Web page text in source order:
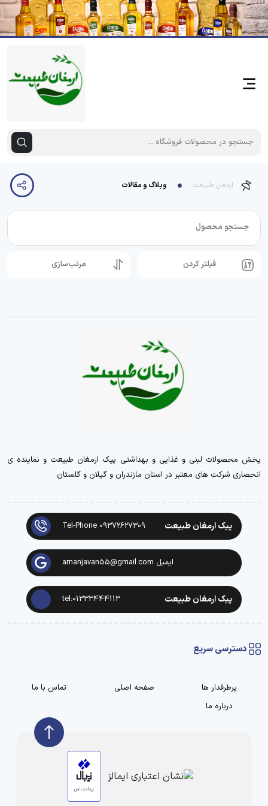
ارمغان طبیعت وبلاگ و مقالات
جستجو محصول
فیلتر کردن مرتب‌سازی
پخش محصولات لبنی و غذایی و بهداشتی پیک ارمغان طبیعت و نماینده ی
انحصاری شرکت های معتبر در استان مازندران و گیلان و گلستان
پیک ارمغان طبیعت Tel-Phone 09372627309
ایمیل arnanjavan55@gmail.com
پیک ارمغان طبیعت tel:01333444113
دسترسی سریع
پرطرفدار ها صفحه اصلی
تماس با ما
درباره ما